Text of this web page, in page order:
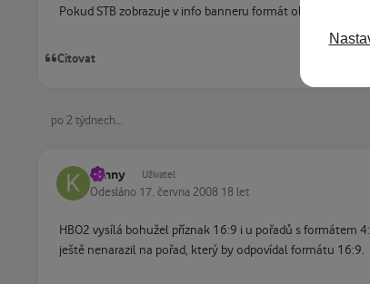
Pokud STB zobrazuje v info banneru formát obrazu 4:3
Citovat
po 2 týdnech...
kenny Uživatel
Odesláno 17. června 2008 18 let
HBO2 vysílá bohužel příznak 16:9 i u pořadů s formátem
ještě nenarazil na pořad, který by odpovídal formátu 16:9.